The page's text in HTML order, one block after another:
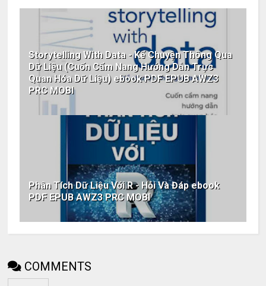
Storytelling With Data - Kể Chuyện Thông Qua
Dữ Liệu (Cuốn Cẩm Nang Hướng Dẫn Trực
Quan Hóa Dữ Liệu) ebook PDF EPUB AWZ3
PRC MOBI
Phân Tích Dữ Liệu Với R - Hỏi Và Đáp ebook
PDF EPUB AWZ3 PRC MOBI
COMMENTS